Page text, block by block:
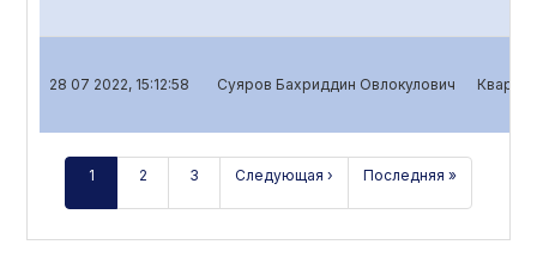
28 07 2022, 15:12:58 Суяров Бахриддин Овлокулович
1 2 3 Следующая › Последняя »